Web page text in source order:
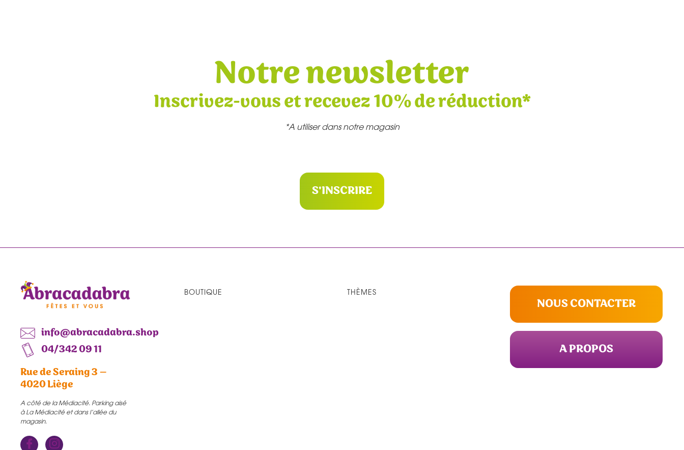
Notre newsletter
Inscrivez-vous et recevez 10% de réduction*
*A utiliser dans notre magasin
S'INSCRIRE
info@abracadabra.shop
04/342 09 11
Rue de Seraing 3 –
4020 Liège
A côté de la Médiacité. Parking aisé
à La Médiacité et dans l’allée du
magasin.
BOUTIQUE THÈMES
NOUS CONTACTER
A PROPOS